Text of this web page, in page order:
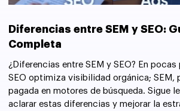
Diferencias entre SEM y SEO:
Completa
¿Diferencias entre SEM y SEO? En pocas
SEO optimiza visibilidad orgánica; SEM,
pagada en motores de búsqueda. Sigue
aclarar estas diferencias y mejorar la